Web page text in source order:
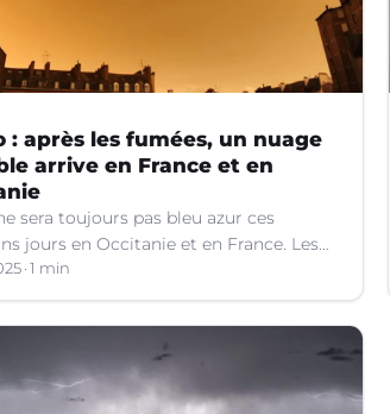
: après les fumées, un nuage
arrive en France et en
sera toujours pas bleu azur ces
jours en Occitanie et en France. Les
météo.
1 min